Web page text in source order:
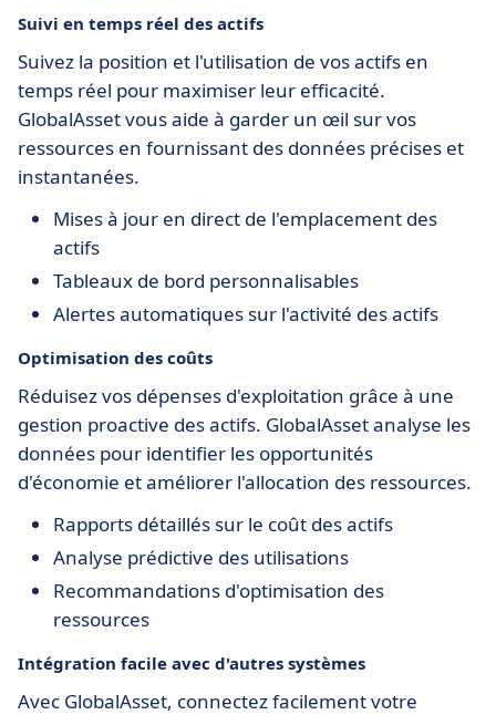
Suivi en temps réel des actifs
Suivez la position et l'utilisation de vos actifs en
temps réel pour maximiser leur efficacité.
GlobalAsset vous aide à garder un œil sur vos
ressources en fournissant des données précises et
instantanées.
Mises à jour en direct de l'emplacement des
actifs
Tableaux de bord personnalisables
Alertes automatiques sur l'activité des actifs
Optimisation des coûts
Réduisez vos dépenses d'exploitation grâce à une
gestion proactive des actifs. GlobalAsset analyse les
données pour identifier les opportunités
d'économie et améliorer l'allocation des ressources.
Rapports détaillés sur le coût des actifs
Analyse prédictive des utilisations
Recommandations d'optimisation des
ressources
Intégration facile avec d'autres systèmes
Avec GlobalAsset, connectez facilement votre